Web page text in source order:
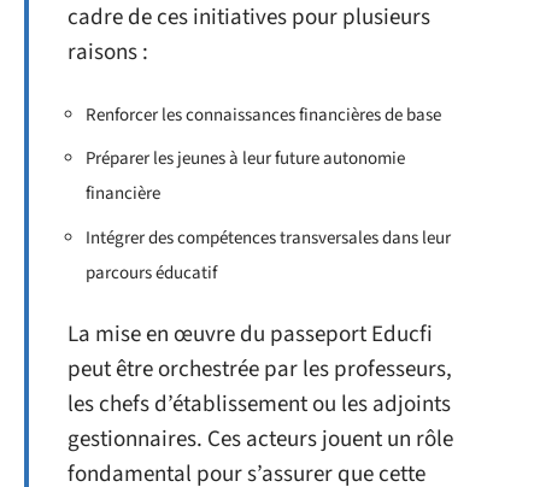
cadre de ces initiatives pour plusieurs
raisons :
Renforcer les connaissances financières de base
Préparer les jeunes à leur future autonomie
financière
Intégrer des compétences transversales dans leur
parcours éducatif
La mise en œuvre du passeport Educfi
peut être orchestrée par les professeurs,
les chefs d’établissement ou les adjoints
gestionnaires. Ces acteurs jouent un rôle
fondamental pour s’assurer que cette